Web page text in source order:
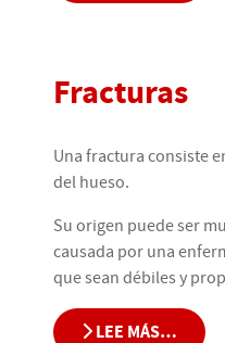
Fracturas
Una fractura consiste
del hueso.
Su origen puede ser
causada por una
que sean débiles y
LEE MÁS…